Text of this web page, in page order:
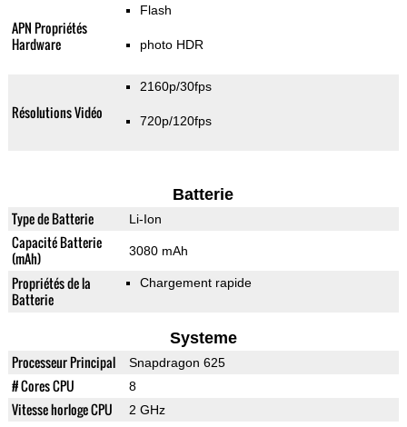
APN Propriétés
Hardware
Flash
photo HDR
Résolutions Vidéo
2160p/30fps
720p/120fps
Batterie
Type de Batterie Li-Ion
Capacité Batterie
(mAh)
3080 mAh
Propriétés de la
Batterie
Chargement rapide
Systeme
Processeur Principal Snapdragon 625
# Cores CPU 8
Vitesse horloge CPU 2 GHz